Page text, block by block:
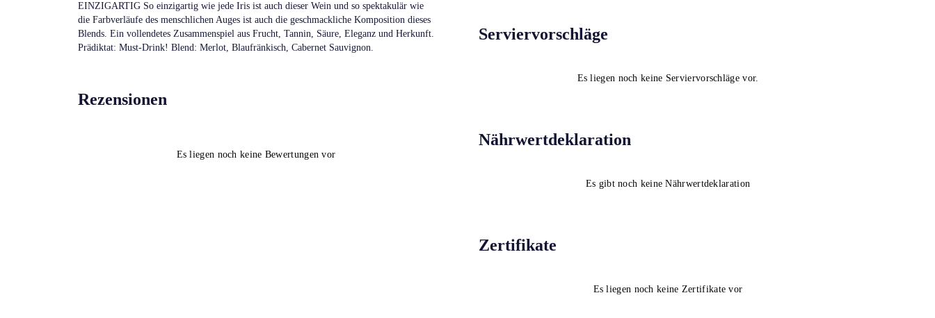
EINZIGARTIG So einzigartig wie jede Iris ist auch dieser Wein und so spektakulär wie
die Farbverläufe des menschlichen Auges ist auch die geschmackliche Komposition dieses
Blends. Ein vollendetes Zusammenspiel aus Frucht, Tannin, Säure, Eleganz und Herkunft.
Prädiktat: Must-Drink! Blend: Merlot, Blaufränkisch, Cabernet Sauvignon.
Rezensionen
Es liegen noch keine Bewertungen vor
Serviervorschläge
Es liegen noch keine Serviervorschläge vor.
Nährwertdeklaration
Es gibt noch keine Nährwertdeklaration
Zertifikate
Es liegen noch keine Zertifikate vor